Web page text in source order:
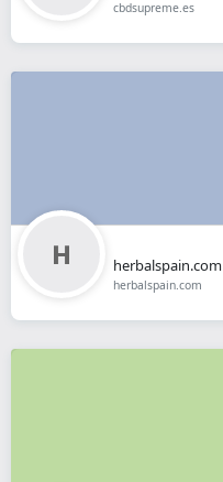
cbdsupreme.es
herbalspain.com
herbalspain.com